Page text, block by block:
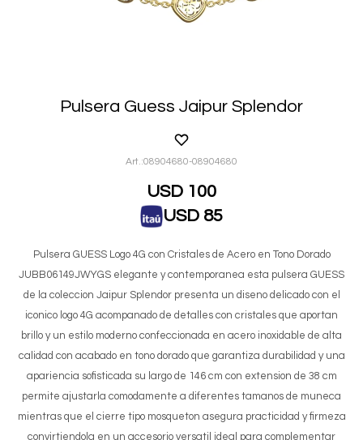
Pulsera Guess Jaipur Splendor
08904680-08904680
USD 100
USD 85
Pulsera GUESS Logo 4G con Cristales de Acero en Tono Dorado
JUBB06149JWYGS elegante y contemporanea esta pulsera GUESS
de la coleccion Jaipur Splendor presenta un diseno delicado con el
iconico logo 4G acompanado de detalles con cristales que aportan
brillo y un estilo moderno confeccionada en acero inoxidable de alta
calidad con acabado en tono dorado que garantiza durabilidad y una
apariencia sofisticada su largo de 146 cm con extension de 38 cm
permite ajustarla comodamente a diferentes tamanos de muneca
mientras que el cierre tipo mosqueton asegura practicidad y firmeza
convirtiendola en un accesorio versatil ideal para complementar